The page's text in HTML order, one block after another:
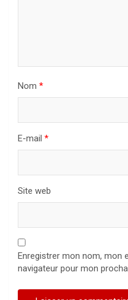
Nom *
E-mail *
Site web
Enregistrer mon nom, mon
navigateur pour mon